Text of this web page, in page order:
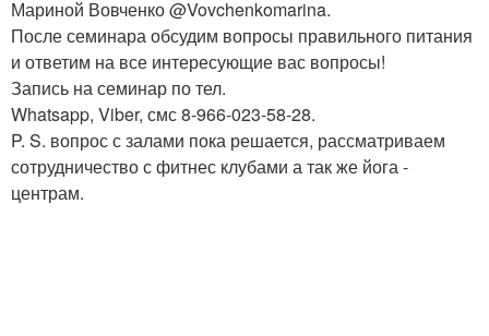
Мариной Вовченко @Vovchenkomarina.
После семинара обсудим вопросы правильного питания
и ответим на все интересующие вас вопросы!
Запись на семинар по тел.
Whatsapp, Viber, смс 8-966-023-58-28.
P. S. вопрос с залами пока решается, рассматриваем
сотрудничество с фитнес клубами а так же йога -
центрам.